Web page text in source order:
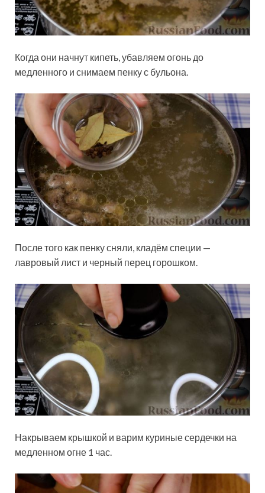
Когда они начнут кипеть, убавляем огонь до
медленного и снимаем пенку с бульона.
После того как пенку сняли, кладём специи —
лавровый лист и черный перец горошком.
Накрываем крышкой и варим куриные сердечки на
медленном огне 1 час.